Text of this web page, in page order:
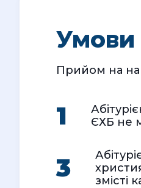
Умови
Прийом на
1
ЄХБ не
3
змісті